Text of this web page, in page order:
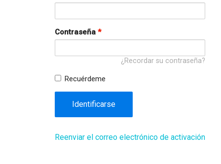
Contraseña *
¿Recordar su contraseña?
Recuérdeme
Identificarse
Reenviar el correo electrónico de activación